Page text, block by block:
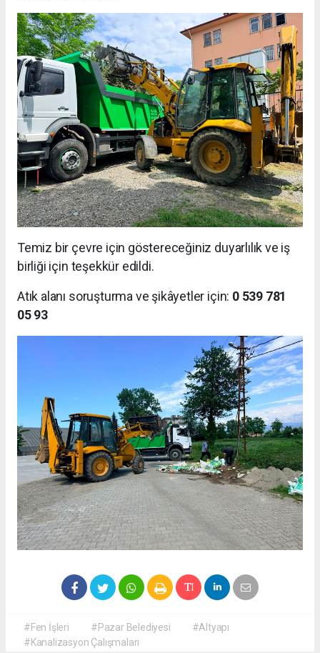
Temiz bir çevre için göstereceğiniz duyarlılık ve iş
birliği için teşekkür edildi.
Atık alanı soruşturma ve şikâyetler için: 0 539 781
05 93
#Fen İşleri #Pazar Belediyesi
#Altyapı
#Kanalizasyon Çalışmaları